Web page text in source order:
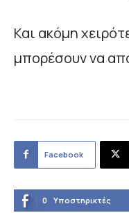
Και ακόμη
μπορέσουν να
Facebook
0 Υποστηρικτές